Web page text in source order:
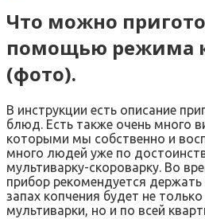
Что можно
помощью режима
(фото).
В инструкции есть описание
блюд. Есть также очень много
которыми мы собственно и
много людей уже по
мультиварку-скороварку. Во
прибор рекомендуется
запах копчения будет не
мультиварки, но и по всей